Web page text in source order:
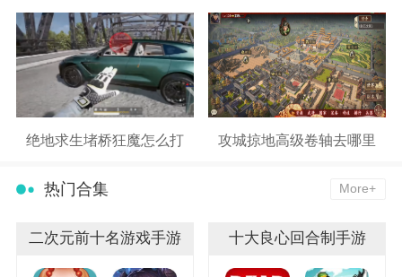
绝地求生堵桥狂魔怎么打 攻城掠地高级卷轴去哪里
热门合集 More+
二次元前十名游戏手游 十大良心回合制手游